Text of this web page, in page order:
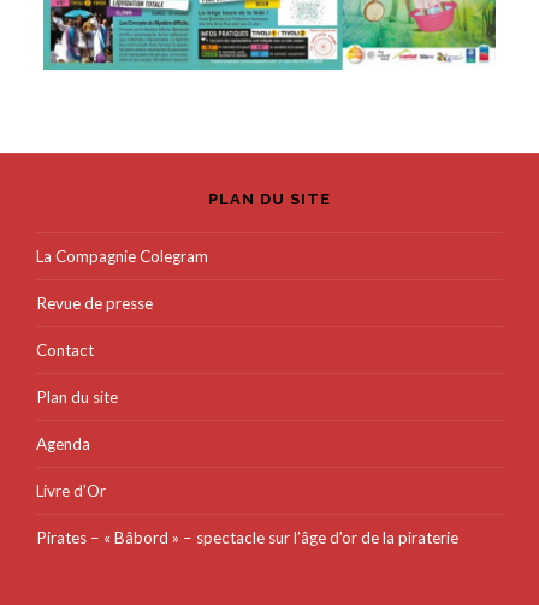
PLAN DU SITE
La Compagnie Colegram
Revue de presse
Contact
Plan du site
Agenda
Livre d’Or
Pirates – « Bâbord » – spectacle sur l’âge d’or de la piraterie